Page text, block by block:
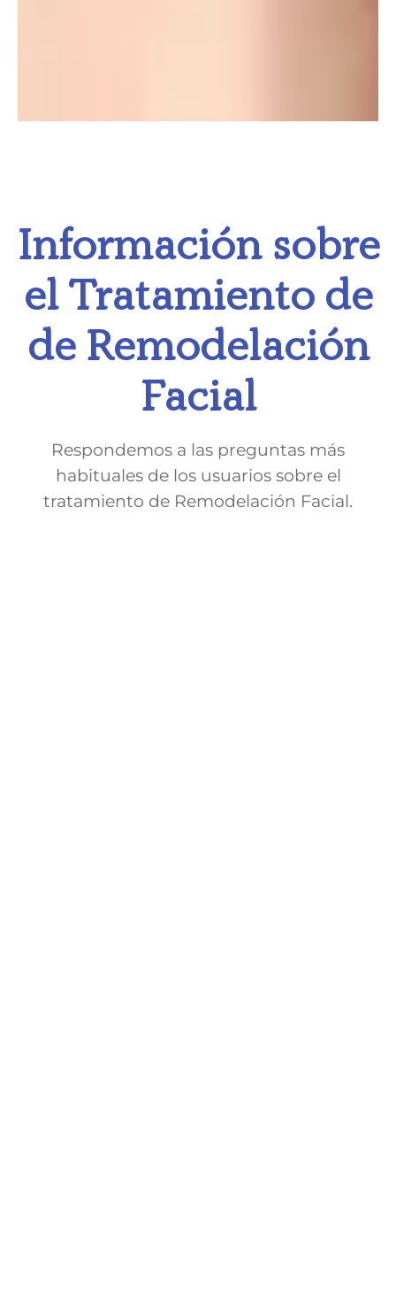
Información sobre
el Tratamiento de
de Remodelación
Facial
Respondemos a las preguntas más
habituales de los usuarios sobre el
tratamiento de Remodelación Facial.